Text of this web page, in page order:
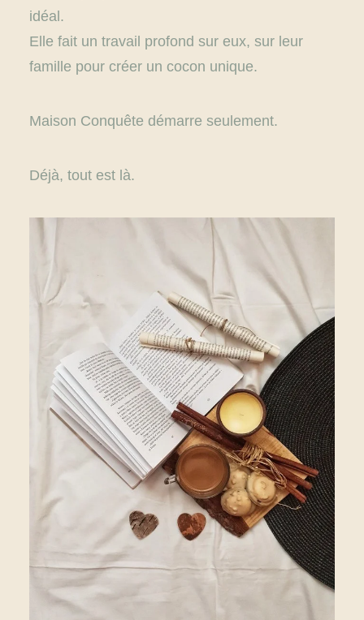
idéal.
Elle fait un travail profond sur eux, sur leur
famille pour créer un cocon unique.
Maison Conquête démarre seulement.
Déjà, tout est là.